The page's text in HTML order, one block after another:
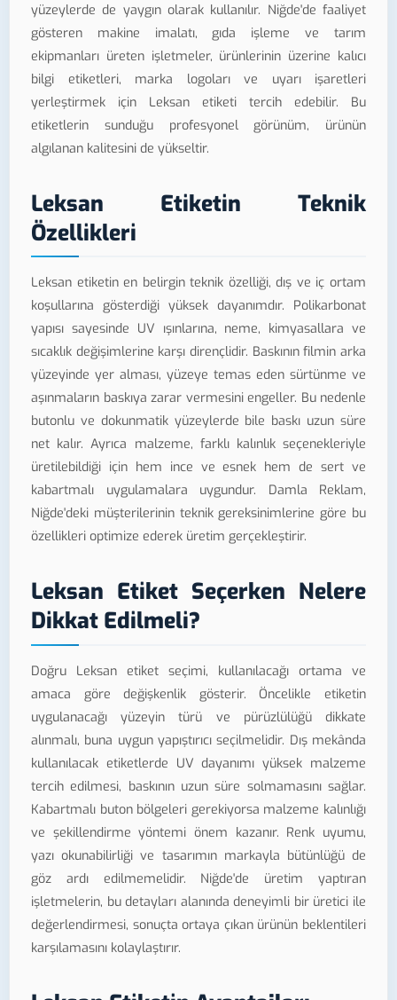
yüzeylerde de yaygın olarak kullanılır. Niğde'de faaliyet
gösteren makine imalatı, gıda işleme ve tarım
ekipmanları üreten işletmeler, ürünlerinin üzerine kalıcı
bilgi etiketleri, marka logoları ve uyarı işaretleri
yerleştirmek için Leksan etiketi tercih edebilir. Bu
etiketlerin sunduğu profesyonel görünüm, ürünün
algılanan kalitesini de yükseltir.
Leksan Etiketin Teknik
Özellikleri
Leksan etiketin en belirgin teknik özelliği, dış ve iç ortam
koşullarına gösterdiği yüksek dayanımdır. Polikarbonat
yapısı sayesinde UV ışınlarına, neme, kimyasallara ve
sıcaklık değişimlerine karşı dirençlidir. Baskının filmin arka
yüzeyinde yer alması, yüzeye temas eden sürtünme ve
aşınmaların baskıya zarar vermesini engeller. Bu nedenle
butonlu ve dokunmatik yüzeylerde bile baskı uzun süre
net kalır. Ayrıca malzeme, farklı kalınlık seçenekleriyle
üretilebildiği için hem ince ve esnek hem de sert ve
kabartmalı uygulamalara uygundur. Damla Reklam,
Niğde'deki müşterilerinin teknik gereksinimlerine göre bu
özellikleri optimize ederek üretim gerçekleştirir.
Leksan Etiket Seçerken Nelere
Dikkat Edilmeli?
Doğru Leksan etiket seçimi, kullanılacağı ortama ve
amaca göre değişkenlik gösterir. Öncelikle etiketin
uygulanacağı yüzeyin türü ve pürüzlülüğü dikkate
alınmalı, buna uygun yapıştırıcı seçilmelidir. Dış mekânda
kullanılacak etiketlerde UV dayanımı yüksek malzeme
tercih edilmesi, baskının uzun süre solmamasını sağlar.
Kabartmalı buton bölgeleri gerekiyorsa malzeme kalınlığı
ve şekillendirme yöntemi önem kazanır. Renk uyumu,
yazı okunabilirliği ve tasarımın markayla bütünlüğü de
göz ardı edilmemelidir. Niğde'de üretim yaptıran
işletmelerin, bu detayları alanında deneyimli bir üretici ile
değerlendirmesi, sonuçta ortaya çıkan ürünün beklentileri
karşılamasını kolaylaştırır.